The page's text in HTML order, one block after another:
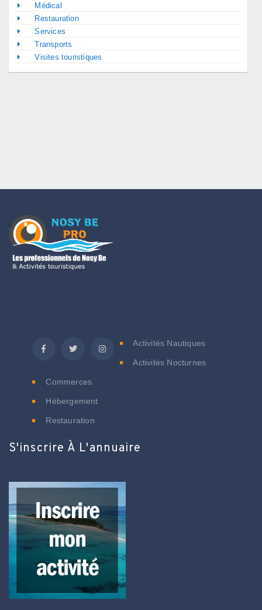
Médical
Restauration
Services
Transports
Visites touristiques
Activités Nautiques
Activités Nocturnes
Commerces
Hébergement
Restauration
S'inscrire À L'annuaire